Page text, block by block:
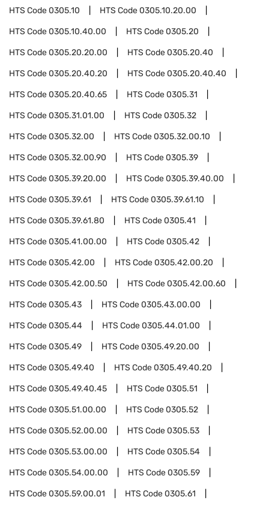
HTS Code0305.10 HTS Code0305.10.20.00
HTS Code0305.10.40.00 HTS Code0305.20
HTS Code0305.20.20.00 HTS Code0305.20.40
HTS Code0305.20.40.20 HTS Code0305.20.40.40
HTS Code0305.20.40.65 HTS Code0305.31
HTS Code0305.31.01.00 HTS Code0305.32
HTS Code0305.32.00 HTS Code0305.32.00.10
HTS Code0305.32.00.90 HTS Code0305.39
HTS Code0305.39.20.00 HTS Code0305.39.40.00
HTS Code0305.39.61 HTS Code0305.39.61.10
HTS Code0305.39.61.80 HTS Code0305.41
HTS Code0305.41.00.00 HTS Code0305.42
HTS Code0305.42.00 HTS Code0305.42.00.20
HTS Code0305.42.00.50 HTS Code0305.42.00.60
HTS Code0305.43 HTS Code0305.43.00.00
HTS Code0305.44 HTS Code0305.44.01.00
HTS Code0305.49 HTS Code0305.49.20.00
HTS Code0305.49.40 HTS Code0305.49.40.20
HTS Code0305.49.40.45 HTS Code0305.51
HTS Code0305.51.00.00 HTS Code0305.52
HTS Code0305.52.00.00 HTS Code0305.53
HTS Code0305.53.00.00 HTS Code0305.54
HTS Code0305.54.00.00 HTS Code0305.59
HTS Code0305.59.00.01 HTS Code0305.61